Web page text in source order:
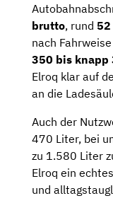
brutto, rund
nach
350 bis knapp
Elroq klar auf
an die
Auch der
470 Liter, bei
zu 1.580 Liter
Elroq ein
und